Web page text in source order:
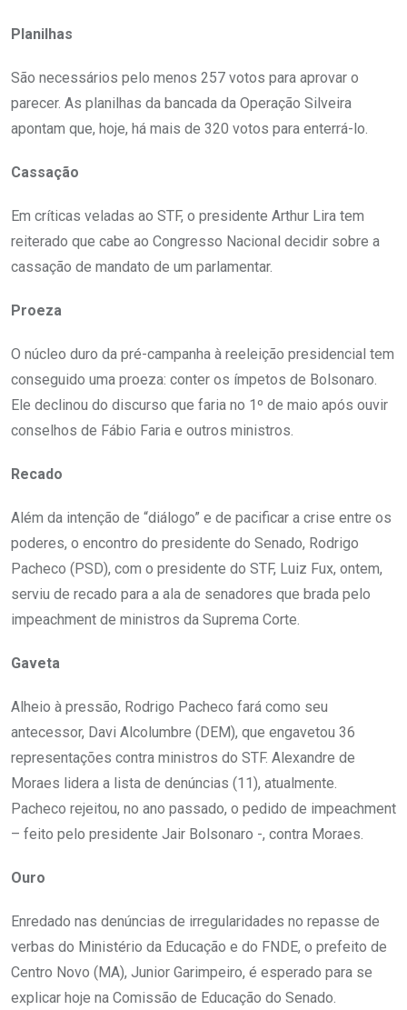
Planilhas
São necessários pelo menos 257 votos para aprovar o
parecer. As planilhas da bancada da Operação Silveira
apontam que, hoje, há mais de 320 votos para enterrá-lo.
Cassação
Em críticas veladas ao STF, o presidente Arthur Lira tem
reiterado que cabe ao Congresso Nacional decidir sobre a
cassação de mandato de um parlamentar.
Proeza
O núcleo duro da pré-campanha à reeleição presidencial tem
conseguido uma proeza: conter os ímpetos de Bolsonaro.
Ele declinou do discurso que faria no 1º de maio após ouvir
conselhos de Fábio Faria e outros ministros.
Recado
Além da intenção de “diálogo” e de pacificar a crise entre os
poderes, o encontro do presidente do Senado, Rodrigo
Pacheco (PSD), com o presidente do STF, Luiz Fux, ontem,
serviu de recado para a ala de senadores que brada pelo
impeachment de ministros da Suprema Corte.
Gaveta
Alheio à pressão, Rodrigo Pacheco fará como seu
antecessor, Davi Alcolumbre (DEM), que engavetou 36
representações contra ministros do STF. Alexandre de
Moraes lidera a lista de denúncias (11), atualmente.
Pacheco rejeitou, no ano passado, o pedido de impeachment
– feito pelo presidente Jair Bolsonaro -, contra Moraes.
Ouro
Enredado nas denúncias de irregularidades no repasse de
verbas do Ministério da Educação e do FNDE, o prefeito de
Centro Novo (MA), Junior Garimpeiro, é esperado para se
explicar hoje na Comissão de Educação do Senado.